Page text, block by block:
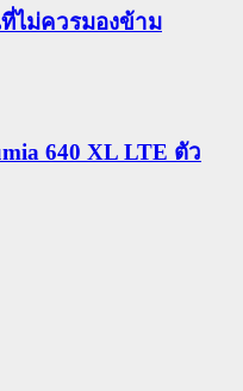
ไม่ควรมองข้าม
640 XL LTE ตัว